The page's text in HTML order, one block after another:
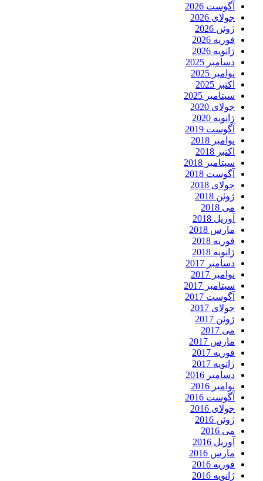
آگوست 2026
جولای 2026
ژوئن 2026
فوریه 2026
ژانویه 2026
دسامبر 2025
نوامبر 2025
اکتبر 2025
سپتامبر 2025
جولای 2020
ژانویه 2020
آگوست 2019
نوامبر 2018
اکتبر 2018
سپتامبر 2018
آگوست 2018
جولای 2018
ژوئن 2018
می 2018
آوریل 2018
مارس 2018
فوریه 2018
ژانویه 2018
دسامبر 2017
نوامبر 2017
سپتامبر 2017
آگوست 2017
جولای 2017
ژوئن 2017
می 2017
مارس 2017
فوریه 2017
ژانویه 2017
دسامبر 2016
نوامبر 2016
آگوست 2016
جولای 2016
ژوئن 2016
می 2016
آوریل 2016
مارس 2016
فوریه 2016
ژانویه 2016